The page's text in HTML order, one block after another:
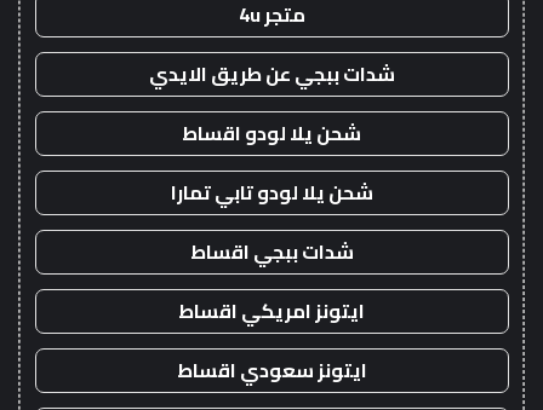
متجر 4u
شدات ببجي عن طريق الايدي
شحن يلا لودو اقساط
شحن يلا لودو تابي تمارا
شدات ببجي اقساط
ايتونز امريكي اقساط
ايتونز سعودي اقساط